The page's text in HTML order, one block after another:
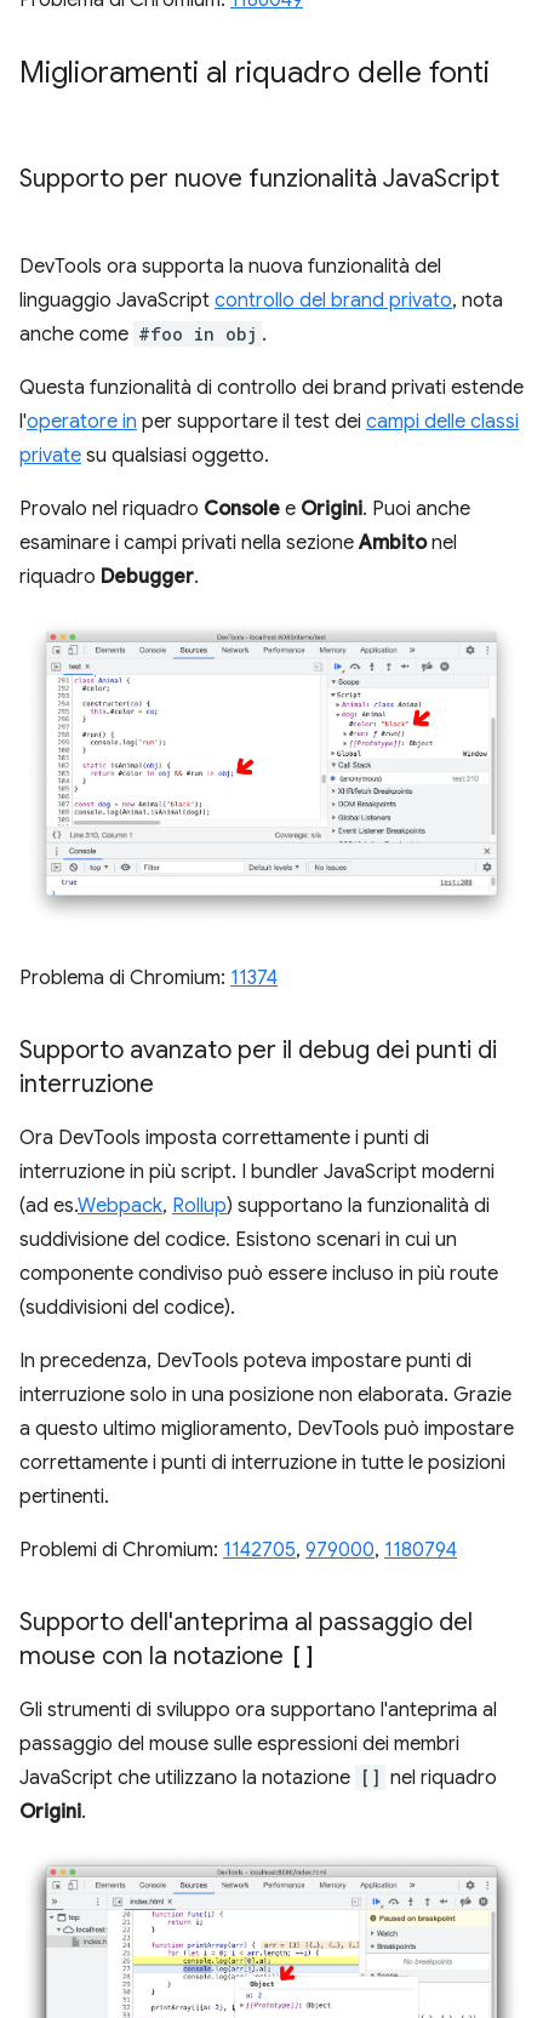
Miglioramenti al riquadro delle fonti
Supporto per nuove funzionalità JavaScript
DevTools ora supporta la nuova funzionalità del
linguaggio JavaScript controllo del brand privato, nota
anche come #foo in obj .
Questa funzionalità di controllo dei brand privati estende
l'operatore in per supportare il test dei campi delle classi
private su qualsiasi oggetto.
Provalo nel riquadro Console e Origini. Puoi anche
esaminare i campi privati nella sezioneAmbitonel
riquadro Debugger.
Problema di Chromium: 11374
Supporto avanzato per il debug dei punti di
interruzione
Ora DevTools imposta correttamente i punti di
interruzione in più script. I bundler JavaScript moderni
(ad es.Webpack, Rollup) supportano la funzionalità di
suddivisione del codice. Esistono scenari in cui un
componente condiviso può essere incluso in più route
(suddivisioni del codice).
In precedenza, DevTools poteva impostare punti di
interruzione solo in una posizione non elaborata. Grazie
a questo ultimo miglioramento, DevTools può impostare
correttamente i punti di interruzione in tutte le posizioni
pertinenti.
Problemi di Chromium: 1142705, 979000, 1180794
Supporto dell'anteprima al passaggio del
mouse con la notazione []
Gli strumenti di sviluppo ora supportano l'anteprima al
passaggio del mouse sulle espressioni dei membri
JavaScript che utilizzano la notazione [] nel riquadro
Origini.